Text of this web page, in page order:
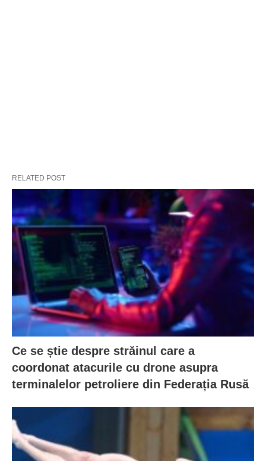
RELATED POST
Ce se știe despre străinul care a
coordonat atacurile cu drone asupra
terminalelor petroliere din Federația Rusă